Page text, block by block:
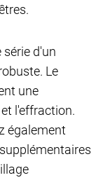
série d'un
Le
une
l'effraction.
également